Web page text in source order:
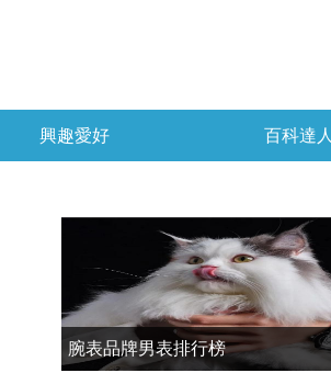
興趣愛好 百科達人
腕表品牌男表排行榜